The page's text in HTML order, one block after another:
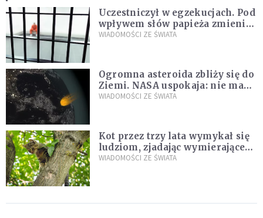
Uczestniczył w egzekucjach. Pod
wpływem słów papieża zmienił
zdanie
WIADOMOŚCI ZE ŚWIATA
Ogromna asteroida zbliży się do
Ziemi. NASA uspokaja: nie ma
zagrożenia
WIADOMOŚCI ZE ŚWIATA
Kot przez trzy lata wymykał się
ludziom, zjadając wymierające
kaczki. W końcu popełnił
WIADOMOŚCI ZE ŚWIATA